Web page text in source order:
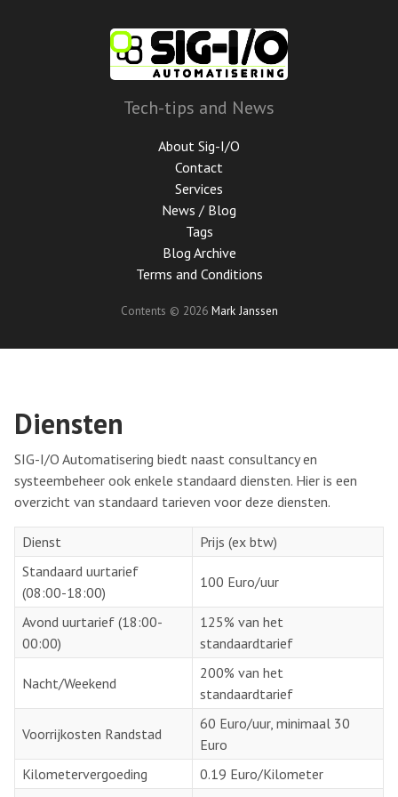
Tech-tips and News
About Sig-I/O
Contact
Services
News / Blog
Tags
Blog Archive
Terms and Conditions
Contents © 2026 Mark Janssen
Diensten
SIG-I/O Automatisering biedt naast consultancy en
systeembeheer ook enkele standaard diensten. Hier is een
overzicht van standaard tarieven voor deze diensten.
Dienst
Prijs (ex btw)
Standaard uurtarief
(08:00-18:00)
100 Euro/uur
Avond uurtarief (18:00-
00:00)
125% van het
standaardtarief
Nacht/Weekend
200% van het
standaardtarief
Voorrijkosten Randstad
60 Euro/uur, minimaal 30
Euro
Kilometervergoeding
0.19 Euro/Kilometer